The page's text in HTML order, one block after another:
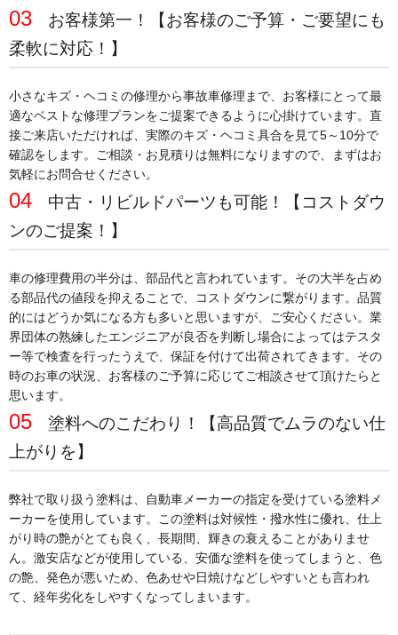
03 お客様第一！【お客様のご予算・ご要望にも
柔軟に対応！】
小さなキズ・ヘコミの修理から事故車修理まで、お客様にとって最
適なベストな修理プランをご提案できるように心掛けています。直
接ご来店いただければ、実際のキズ・ヘコミ具合を見て5～10分で
確認をします。ご相談・お見積りは無料になりますので、まずはお
気軽にお問合せください。
04
中古・リビルドパーツも可能！【コストダウ
ンのご提案！】
車の修理費用の半分は、部品代と言われています。その大半を占め
る部品代の値段を抑えることで、コストダウンに繋がります。品質
的にはどうか気になる方も多いと思いますが、ご安心ください。業
界団体の熟練したエンジニアが良否を判断し場合によってはテスタ
ー等で検査を行ったうえで、保証を付けて出荷されてきます。その
時のお車の状況、お客様のご予算に応じてご相談させて頂けたらと
思います。
05
塗料へのこだわり！【高品質でムラのない仕
上がりを 】
弊社で取り扱う塗料は、自動車メーカーの指定を受けている塗料メ
ーカーを使用しています。この塗料は対候性・撥水性に優れ、仕上
がり時の艶がとても良く、長期間、輝きの衰えることがありませ
ん。激安店などが使用している、安価な塗料を使ってしまうと、色
の艶、発色が悪いため、 色あせや日焼けなどしやすいとも言われ
て、経年劣化をしやすくなってしまいます。